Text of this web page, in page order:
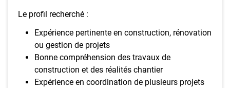
Le profil recherché :
Expérience pertinente en construction, rénovation
ou gestion de projets
Bonne compréhension des travaux de
construction et des réalités chantier
Expérience en coordination de plusieurs projets